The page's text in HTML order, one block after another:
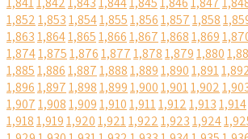
1,8521,8531,8541,8551,8561,8571,858
1,8631,8641,8651,8661,8671,8681,869
1,8741,8751,8761,8771,8781,8791,880
1,8851,8861,8871,8881,8891,8901,891
1,8961,8971,8981,8991,9001,9011,902
1,9071,9081,9091,9101,9111,9121,9131,914
1,9181,9191,9201,9211,9221,9231,924